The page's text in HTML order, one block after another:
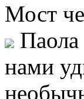
Мост
Паола
нами